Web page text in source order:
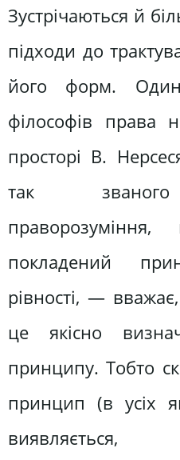
Зустрічаються й
підходи до
його форм.
філософів права
просторі В.
так званого
покладений
рівності, —
це якісно
принципу. Тобто
принцип (в усіх